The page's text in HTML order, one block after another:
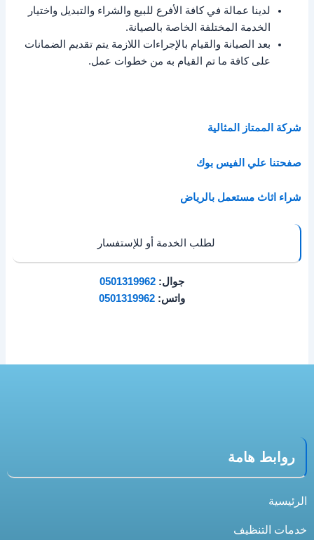
لدينا عمالة في كافة الأفرع للبيع والشراء والتبديل واختيار
الخدمة المختلفة الخاصة بالصيانة.
بعد الصيانة والقيام بالإجراءات اللازمة يتم تقديم الضمانات
على كافة ما تم القيام به من خطوات عمل.
شركة الممتاز المثالية
صفحتنا علي الفيس بوك
شراء اثاث مستعمل بالرياض
لطلب الخدمة أو للإستفسار
جوال:0501319962
واتس:0501319962
روابط هامة
الرئيسية
خدمات التنظيف